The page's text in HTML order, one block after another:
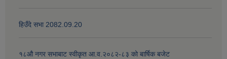
हिउँदे सभा 2082.09.20
१८‍औ नगर सभाबाट स्वीकृत आ.व.२०८२-८३ को बार्षिक बजेट